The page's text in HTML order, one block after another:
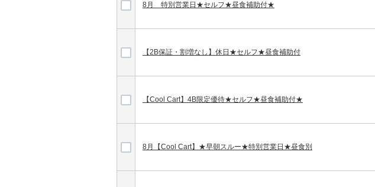
8月 特別営業日★セルフ★昼食補助付★
【2B保証・割増なし】休日★セルフ★昼食補助付
【Cool Cart】4B限定優待★セルフ★昼食補助付★
8月【Cool Cart】★早朝スルー★特別営業日★昼食別